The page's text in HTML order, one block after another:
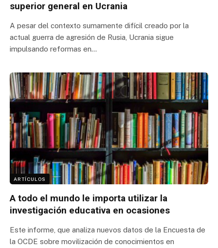
superior general en Ucrania
A pesar del contexto sumamente difícil creado por la
actual guerra de agresión de Rusia, Ucrania sigue
impulsando reformas en…
ARTÍCULOS
A todo el mundo le importa utilizar la
investigación educativa en ocasiones
Este informe, que analiza nuevos datos de la Encuesta de
la OCDE sobre movilización de conocimientos en